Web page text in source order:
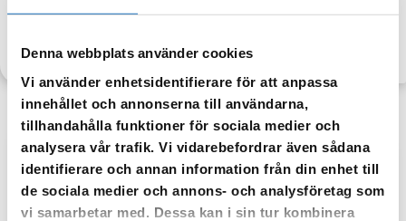
Denna webbplats använder cookies
Vi använder enhetsidentifierare för att anpassa
innehållet och annonserna till användarna,
tillhandahålla funktioner för sociala medier och
analysera vår trafik. Vi vidarebefordrar även sådana
identifierare och annan information från din enhet till
de sociala medier och annons- och analysföretag som
vi samarbetar med. Dessa kan i sin tur kombinera
Anmäl dig till vår sms-tjänst.
Vår sms-tjänst använder vi enbart för att kunna informera dig